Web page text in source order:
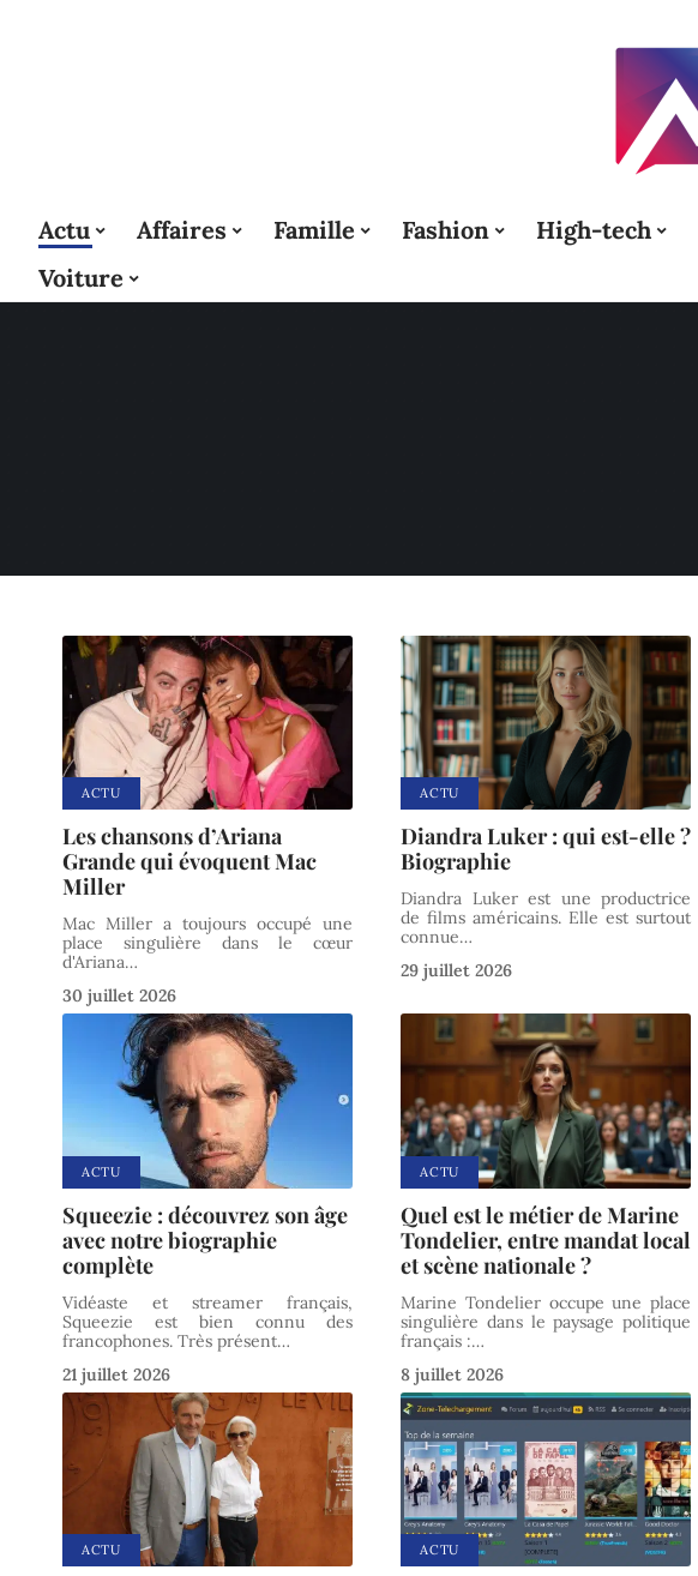
Actu Affaires Famille Fashion High-tech
Voiture
ACTU
Les chansons d’Ariana
Grande qui évoquent Mac
Miller
Mac Miller a toujours occupé une
place singulière dans le cœur
d'Ariana…
30 juillet 2026
ACTU
Diandra Luker : qui est-elle ?
Biographie
Diandra Luker est une productrice
de films américains. Elle est surtout
connue…
29 juillet 2026
ACTU
Squeezie : découvrez son âge
avec notre biographie
complète
Vidéaste et streamer français,
Squeezie est bien connu des
francophones. Très présent…
21 juillet 2026
ACTU
Quel est le métier de Marine
Tondelier, entre mandat local
et scène nationale ?
Marine Tondelier occupe une place
singulière dans le paysage politique
français :…
8 juillet 2026
ACTU ACTU